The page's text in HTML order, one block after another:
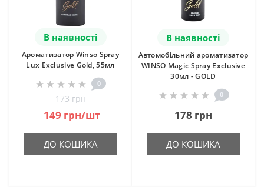
В наявності
Ароматизатор Winso Spray
Lux Exclusive Gold, 55мл
0
173 грн
149 грн/шт
ДО КОШИКА
В наявності
Автомобільний ароматизатор
WINSO Magic Spray Exclusive
30мл - GOLD
0
178 грн
ДО КОШИКА